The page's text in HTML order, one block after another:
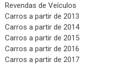
Revendas de Veículos
Carros a partir de 2013
Carros a partir de 2014
Carros a partir de 2015
Carros a partir de 2016
Carros a partir de 2017